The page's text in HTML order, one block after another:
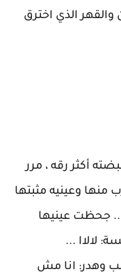
الذي اخترق
أكثر رقه ، مرر
منها وعينيه مثبتها
جحظت عينيها
لالاا ...
وهدر: انا مش